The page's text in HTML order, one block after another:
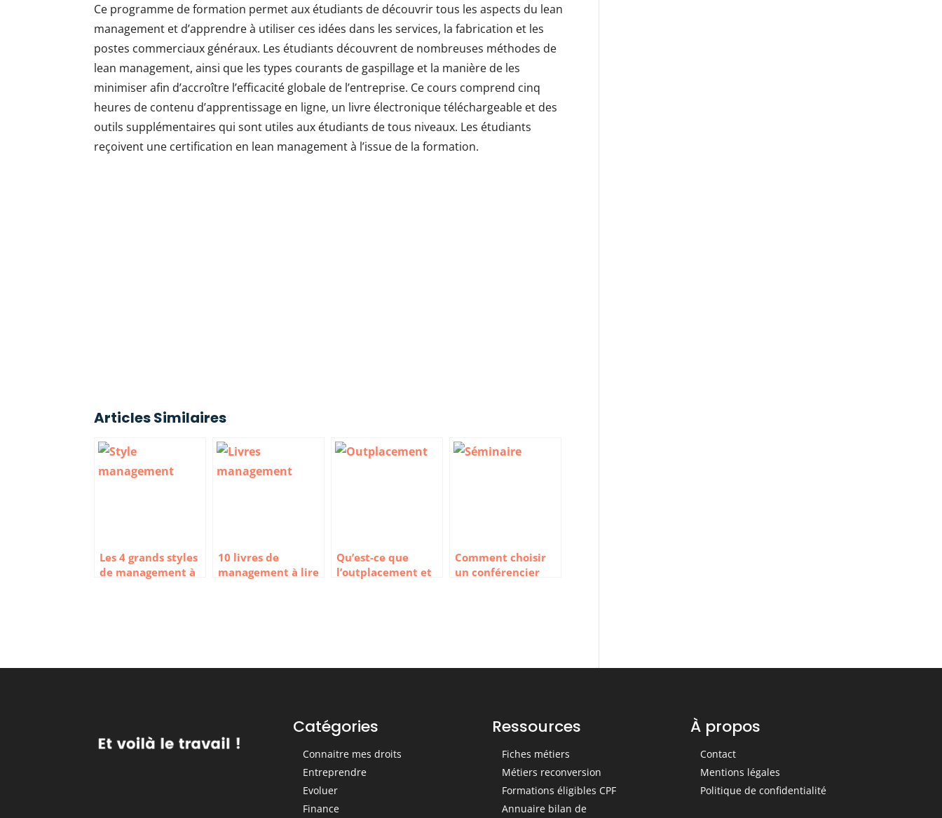
Ce programme de formation permet aux étudiants de découvrir tous les aspects du lean
management et d’apprendre à utiliser ces idées dans les services, la fabrication et les
postes commerciaux généraux. Les étudiants découvrent de nombreuses méthodes de
lean management, ainsi que les types courants de gaspillage et la manière de les
minimiser afin d’accroître l’efficacité globale de l’entreprise. Ce cours comprend cinq
heures de contenu d’apprentissage en ligne, un livre électronique téléchargeable et des
outils supplémentaires qui sont utiles aux étudiants de tous niveaux. Les étudiants
reçoivent une certification en lean management à l’issue de la formation.
Articles Similaires
Les 4 grands styles
de management à
10 livres de
management à lire
Qu’est-ce que
l’outplacement et
Comment choisir
un conférencier
Catégories
Connaitre mes droits
Entreprendre
Evoluer
Finance
Ressources
Fiches métiers
Métiers reconversion
Formations éligibles CPF
Annuaire bilan de
À propos
Contact
Mentions légales
Politique de confidentialité